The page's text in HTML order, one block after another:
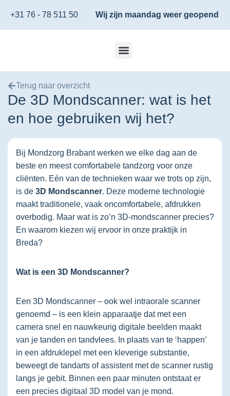
+31 76 - 78 511 50 Wij zijn maandag weer geopend
Terug naar overzicht
De 3D Mondscanner: wat is het
en hoe gebruiken wij het?
Bij Mondzorg Brabant werken we elke dag aan de
beste en meest comfortabele tandzorg voor onze
cliënten. Eén van de technieken waar we trots op zijn,
is de 3D Mondscanner. Deze moderne technologie
maakt traditionele, vaak oncomfortabele, afdrukken
overbodig. Maar wat is zo’n 3D-mondscanner precies?
En waarom kiezen wij ervoor in onze praktijk in
Breda?
Wat is een 3D Mondscanner?
Een 3D Mondscanner – ook wel intraorale scanner
genoemd – is een klein apparaatje dat met een
camera snel en nauwkeurig digitale beelden maakt
van je tanden en tandvlees. In plaats van te ‘happen’
in een afdruklepel met een kleverige substantie,
beweegt de tandarts of assistent met de scanner rustig
langs je gebit. Binnen een paar minuten ontstaat er
een precies digitaal 3D model van je mond.